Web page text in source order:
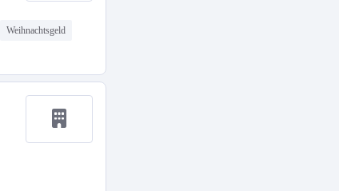
Weihnachtsgeld